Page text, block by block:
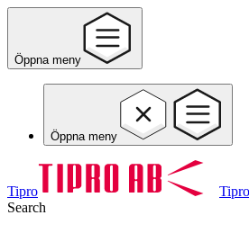
Öppna meny
Öppna meny
Tipro
Tipro
Search